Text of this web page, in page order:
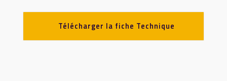
Télécharger la fiche Technique